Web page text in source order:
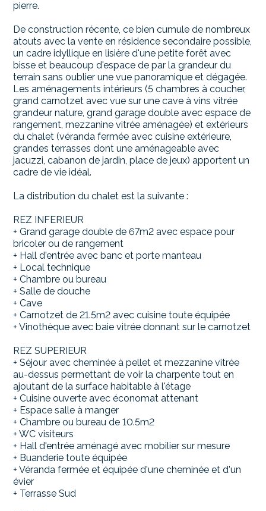
pierre.
De construction récente, ce bien cumule de nombreux
atouts avec la vente en résidence secondaire possible,
un cadre idyllique en lisière d'une petite forêt avec
bisse et beaucoup d'espace de par la grandeur du
terrain sans oublier une vue panoramique et dégagée.
Les aménagements intérieurs (5 chambres à coucher,
grand carnotzet avec vue sur une cave à vins vitrée
grandeur nature, grand garage double avec espace de
rangement, mezzanine vitrée aménagée) et extérieurs
du chalet (véranda fermée avec cuisine extérieure,
grandes terrasses dont une aménageable avec
jacuzzi, cabanon de jardin, place de jeux) apportent un
cadre de vie idéal.
La distribution du chalet est la suivante :
REZ INFERIEUR
+ Grand garage double de 67m2 avec espace pour
bricoler ou de rangement
+ Hall d'entrée avec banc et porte manteau
+ Local technique
+ Chambre ou bureau
+ Salle de douche
+ Cave
+ Carnotzet de 21.5m2 avec cuisine toute équipée
+ Vinothèque avec baie vitrée donnant sur le carnotzet
REZ SUPERIEUR
+ Séjour avec cheminée à pellet et mezzanine vitrée
au-dessus permettant de voir la charpente tout en
ajoutant de la surface habitable à l'étage
+ Cuisine ouverte avec économat attenant
+ Espace salle à manger
+ Chambre ou bureau de 10.5m2
+ WC visiteurs
+ Hall d'entrée aménagé avec mobilier sur mesure
+ Buanderie toute équipée
+ Véranda fermée et équipée d'une cheminée et d'un
évier
+ Terrasse Sud